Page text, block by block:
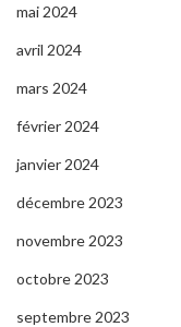
mai 2024
avril 2024
mars 2024
février 2024
janvier 2024
décembre 2023
novembre 2023
octobre 2023
septembre 2023